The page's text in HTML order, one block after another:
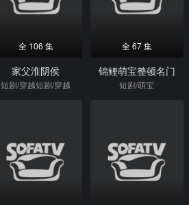
全 106 集
家父淮阴侯
短剧/穿越短剧/穿越
全 67 集
锦鲤萌宝整顿名门
短剧/萌宝